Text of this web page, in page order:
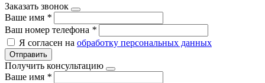
Заказать звонок
Ваше имя *
Ваш номер телефона *
Я согласен на обработку персональных данных
Отправить
Получить консультацию
Ваше имя *